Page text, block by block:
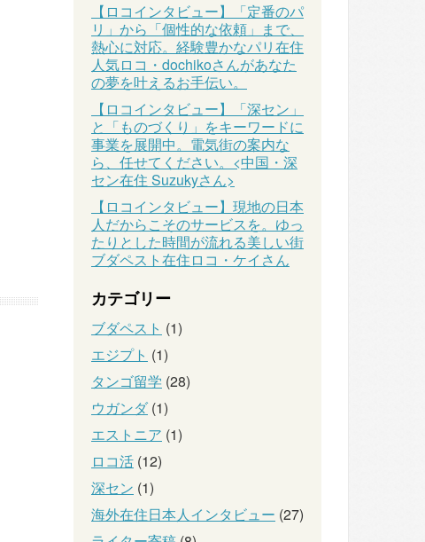
【ロコインタビュー】「定番のパ
リ」から「個性的な依頼」まで、
熱心に対応。経験豊かなパリ在住
人気ロコ・dochikoさんがあなた
の夢を叶えるお手伝い。
【ロコインタビュー】「深セン」
と「ものづくり」をキーワードに
事業を展開中。電気街の案内な
ら、任せてください。<中国・深
セン在住 Suzukyさん>
【ロコインタビュー】現地の日本
人だからこそのサービスを。ゆっ
たりとした時間が流れる美しい街
ブダペスト在住ロコ・ケイさん
カテゴリー
ブダペスト (1)
エジプト (1)
タンゴ留学 (28)
ウガンダ(1)
エストニア (1)
ロコ活 (12)
深セン (1)
海外在住日本人インタビュー (27)